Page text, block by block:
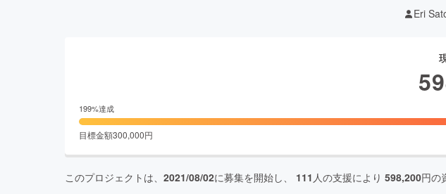
Eri
199%達成
目標金額300,000円
このプロジェクトは、 2021/08/02に募集を開始し、 111 人の支援により 598,200円の